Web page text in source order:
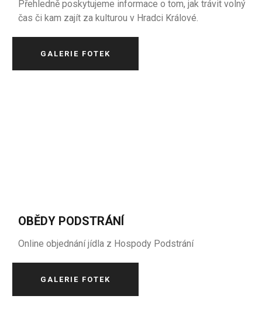
Přehledně poskytujeme informace o tom, jak trávit volný
čas či kam zajít za kulturou v Hradci Králové.
GALERIE FOTEK
OBĚDY PODSTRÁNÍ
Online objednání jídla z Hospody Podstrání
GALERIE FOTEK